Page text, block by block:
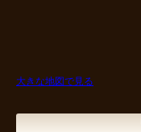
大きな地図で見る